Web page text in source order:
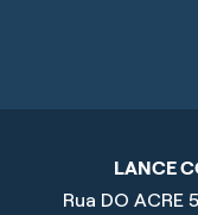
LANCE
Rua DO ACRE